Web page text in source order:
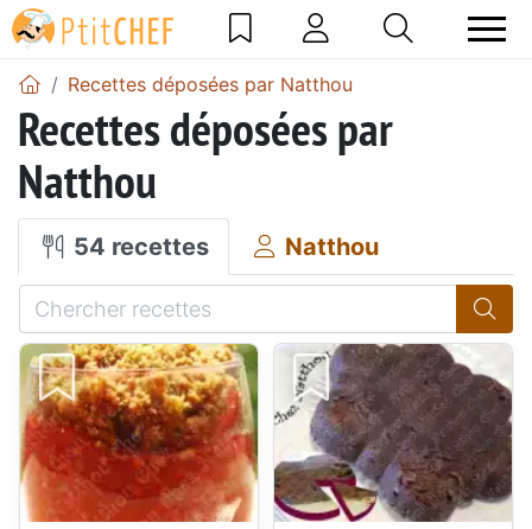
Recettes déposées par Natthou
Recettes déposées par
Natthou
54 recettes Natthou